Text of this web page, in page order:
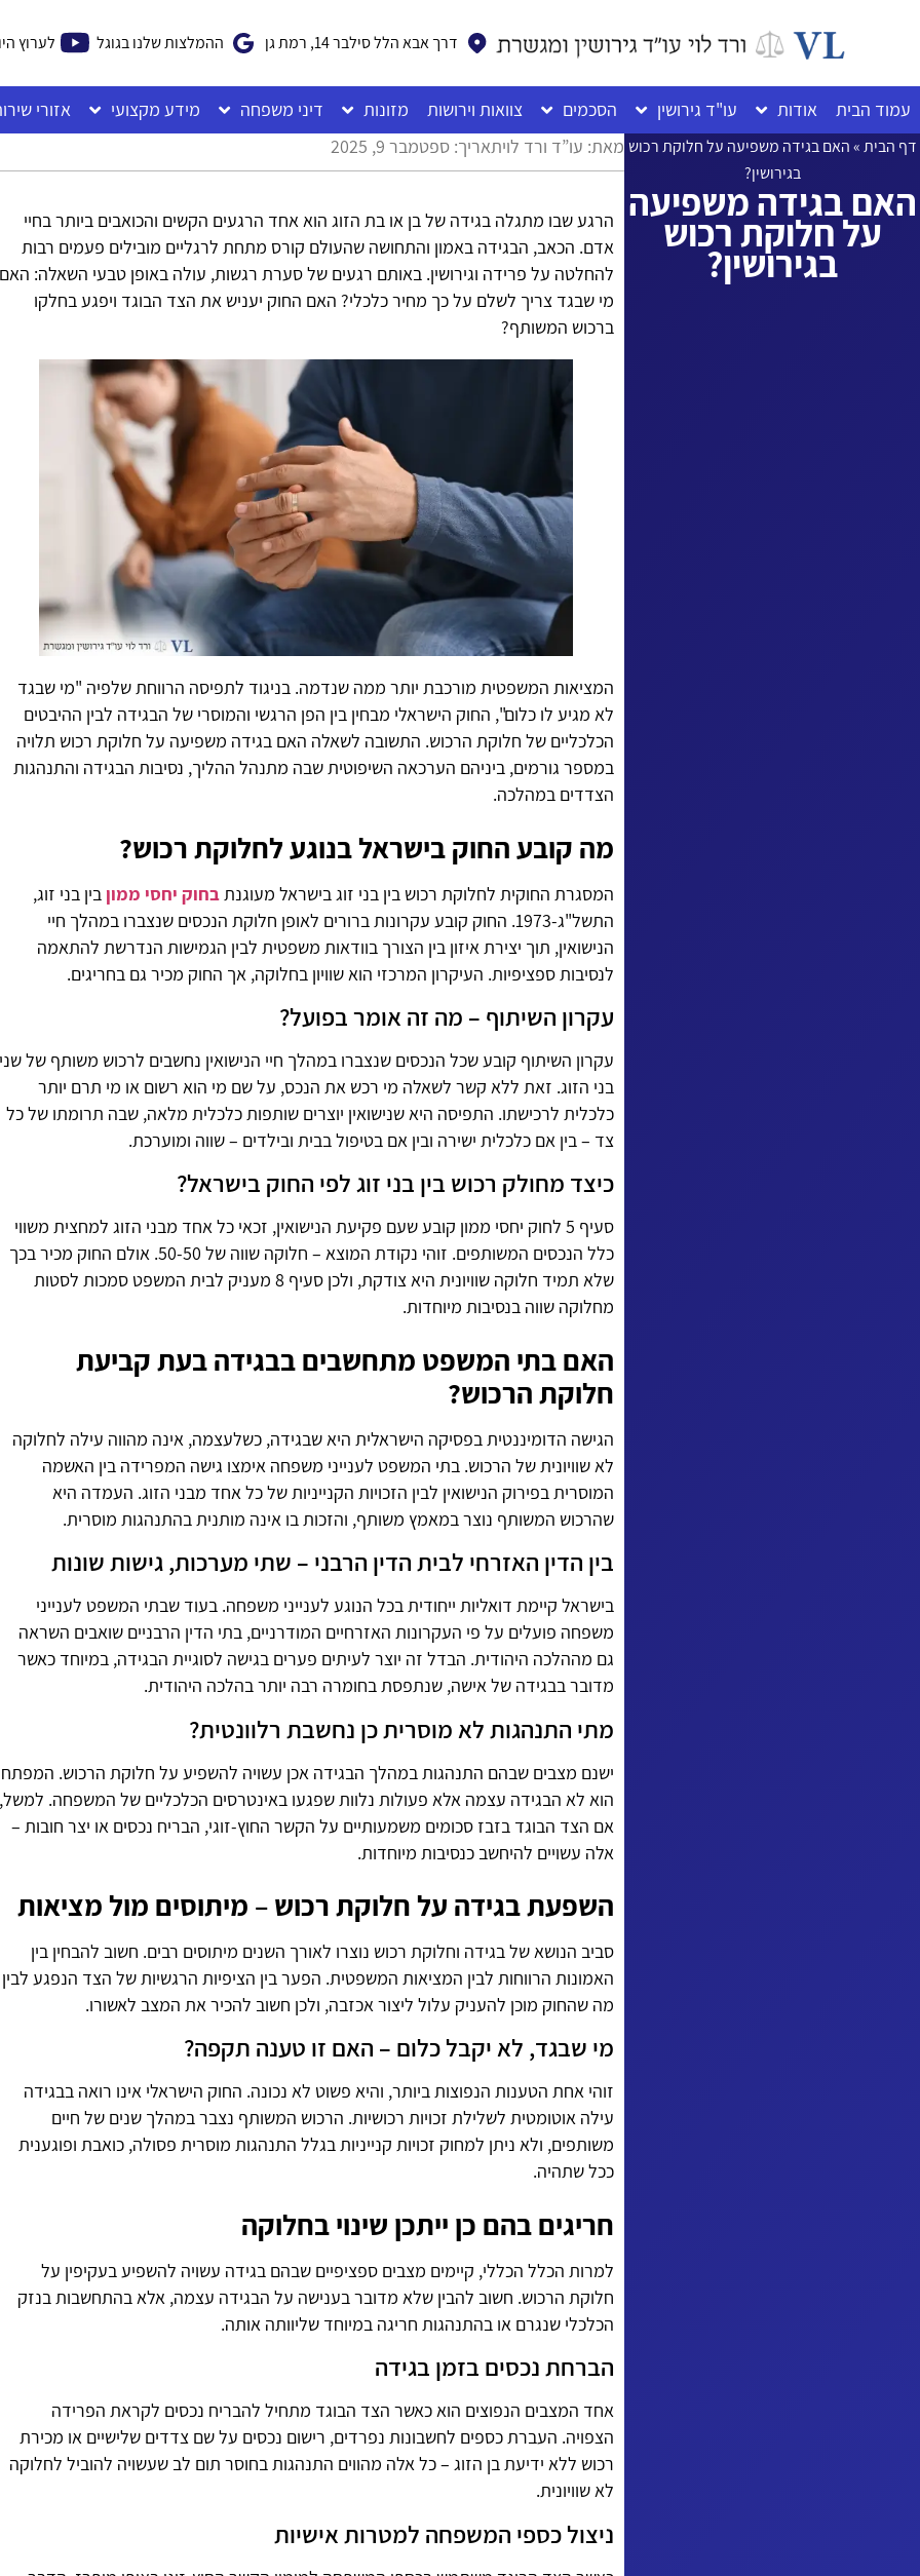
דרך אבא הלל סילבר 14, רמת גן
ההמלצות שלנו בגוגל לערוץ
עמוד הבית אודות עו"ד גירושין הסכמים צוואות וירושות מזונות דיני משפחה מידע מקצועי אזורי
דף הבית»האם בגידה משפיעה על חלוקת רכוש
בגירושין?
האם בגידה משפיעה
על חלוקת רכוש
בגירושין?
מאת: עו”ד ורד לויתאריך: ספטמבר 9, 2025
הרגע שבו מתגלה בגידה של בן או בת הזוג הוא אחד הרגעים הקשים והכואבים ביותר בחיי
אדם. הכאב, הבגידה באמון והתחושה שהעולם קורס מתחת לרגליים מובילים פעמים רבות
להחלטה על פרידה וגירושין. באותם רגעים של סערת רגשות, עולה באופן טבעי השאלה: האם
מי שבגד צריך לשלם על כך מחיר כלכלי? האם החוק יעניש את הצד הבוגד ויפגע בחלקו
ברכוש המשותף?
המציאות המשפטית מורכבת יותר ממה שנדמה. בניגוד לתפיסה הרווחת שלפיה "מי שבגד
לא מגיע לו כלום", החוק הישראלי מבחין בין הפן הרגשי והמוסרי של הבגידה לבין ההיבטים
הכלכליים של חלוקת הרכוש. התשובה לשאלה האם בגידה משפיעה על חלוקת רכוש תלויה
במספר גורמים, ביניהם הערכאה השיפוטית שבה מתנהל ההליך, נסיבות הבגידה והתנהגות
הצדדים במהלכה.
מה קובע החוק בישראל בנוגע לחלוקת רכוש?
המסגרת החוקית לחלוקת רכוש בין בני זוג בישראל מעוגנת בחוק יחסי ממון בין בני זוג,
התשל"ג-1973. החוק קובע עקרונות ברורים לאופן חלוקת הנכסים שנצברו במהלך חיי
הנישואין, תוך יצירת איזון בין הצורך בוודאות משפטית לבין הגמישות הנדרשת להתאמה
לנסיבות ספציפיות. העיקרון המרכזי הוא שוויון בחלוקה, אך החוק מכיר גם בחריגים.
עקרון השיתוף – מה זה אומר בפועל?
עקרון השיתוף קובע שכל הנכסים שנצברו במהלך חיי הנישואין נחשבים לרכוש משותף של שני
בני הזוג. זאת ללא קשר לשאלה מי רכש את הנכס, על שם מי הוא רשום או מי תרם יותר
כלכלית לרכישתו. התפיסה היא שנישואין יוצרים שותפות כלכלית מלאה, שבה תרומתו של כל
צד – בין אם כלכלית ישירה ובין אם בטיפול בבית ובילדים – שווה ומוערכת.
כיצד מחולק רכוש בין בני זוג לפי החוק בישראל?
סעיף 5 לחוק יחסי ממון קובע שעם פקיעת הנישואין, זכאי כל אחד מבני הזוג למחצית משווי
כלל הנכסים המשותפים. זוהי נקודת המוצא – חלוקה שווה של 50-50. אולם החוק מכיר בכך
שלא תמיד חלוקה שוויונית היא צודקת, ולכן סעיף 8 מעניק לבית המשפט סמכות לסטות
מחלוקה שווה בנסיבות מיוחדות.
האם בתי המשפט מתחשבים בבגידה בעת קביעת
חלוקת הרכוש?
הגישה הדומיננטית בפסיקה הישראלית היא שבגידה, כשלעצמה, אינה מהווה עילה לחלוקה
לא שוויונית של הרכוש. בתי המשפט לענייני משפחה אימצו גישה המפרידה בין האשמה
המוסרית בפירוק הנישואין לבין הזכויות הקנייניות של כל אחד מבני הזוג. העמדה היא
שהרכוש המשותף נוצר במאמץ משותף, והזכות בו אינה מותנית בהתנהגות מוסרית.
בין הדין האזרחי לבית הדין הרבני – שתי מערכות, גישות שונות
בישראל קיימת דואליות ייחודית בכל הנוגע לענייני משפחה. בעוד שבתי המשפט לענייני
משפחה פועלים על פי העקרונות האזרחיים המודרניים, בתי הדין הרבניים שואבים השראה
גם מההלכה היהודית. הבדל זה יוצר לעיתים פערים בגישה לסוגיית הבגידה, במיוחד כאשר
מדובר בבגידה של אישה, שנתפסת בחומרה רבה יותר בהלכה היהודית.
מתי התנהגות לא מוסרית כן נחשבת רלוונטית?
ישנם מצבים שבהם התנהגות במהלך הבגידה אכן עשויה להשפיע על חלוקת הרכוש. המפתח
הוא לא הבגידה עצמה אלא פעולות נלוות שפגעו באינטרסים הכלכליים של המשפחה. למשל,
אם הצד הבוגד בזבז סכומים משמעותיים על הקשר החוץ-זוגי, הבריח נכסים או יצר חובות –
אלה עשויים להיחשב כנסיבות מיוחדות.
השפעת בגידה על חלוקת רכוש – מיתוסים מול מציאות
סביב הנושא של בגידה וחלוקת רכוש נוצרו לאורך השנים מיתוסים רבים. חשוב להבחין בין
האמונות הרווחות לבין המציאות המשפטית. הפער בין הציפיות הרגשיות של הצד הנפגע לבין
מה שהחוק מוכן להעניק עלול ליצור אכזבה, ולכן חשוב להכיר את המצב לאשורו.
מי שבגד, לא יקבל כלום – האם זו טענה תקפה?
זוהי אחת הטענות הנפוצות ביותר, והיא פשוט לא נכונה. החוק הישראלי אינו רואה בבגידה
עילה אוטומטית לשלילת זכויות רכושיות. הרכוש המשותף נצבר במהלך שנים של חיים
משותפים, ולא ניתן למחוק זכויות קנייניות בגלל התנהגות מוסרית פסולה, כואבת ופוגענית
ככל שתהיה.
חריגים בהם כן ייתכן שינוי בחלוקה
למרות הכלל הכללי, קיימים מצבים ספציפיים שבהם בגידה עשויה להשפיע בעקיפין על
חלוקת הרכוש. חשוב להבין שלא מדובר בענישה על הבגידה עצמה, אלא בהתחשבות בנזק
הכלכלי שנגרם או בהתנהגות חריגה במיוחד שליוותה אותה.
הברחת נכסים בזמן בגידה
אחד המצבים הנפוצים הוא כאשר הצד הבוגד מתחיל להבריח נכסים לקראת הפרידה
הצפויה. העברת כספים לחשבונות נפרדים, רישום נכסים על שם צדדים שלישיים או מכירת
רכוש ללא ידיעת בן הזוג – כל אלה מהווים התנהגות בחוסר תום לב שעשויה להוביל לחלוקה
לא שוויונית.
ניצול כספי המשפחה למטרות אישיות